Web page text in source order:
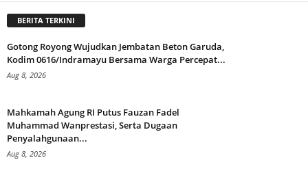
BERITA TERKINI
Gotong Royong Wujudkan Jembatan Beton Garuda,
Kodim 0616/Indramayu Bersama Warga Percepat...
Aug 8, 2026
Mahkamah Agung RI Putus Fauzan Fadel
Muhammad Wanprestasi, Serta Dugaan
Penyalahgunaan...
Aug 8, 2026